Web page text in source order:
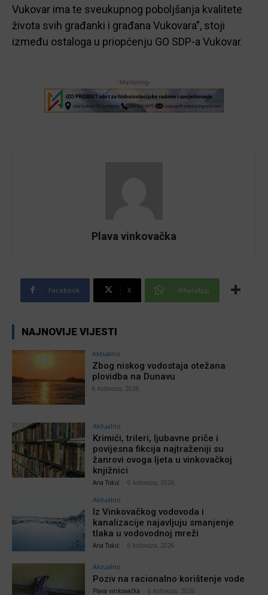
Vukovar ima te sveukupnog poboljšanja kvalitete
života svih građanki i građana Vukovara”, stoji
između ostaloga u priopćenju GO SDP-a Vukovar.
-Marketing-
Plava vinkovačka
Facebook X WhatsApp
NAJNOVIJE VIJESTI
Aktualno
Zbog niskog vodostaja otežana
plovidba na Dunavu
6 kolovoza, 2026
Aktualno
Krimići, trileri, ljubavne priče i
povijesna fikcija najtraženiji su
žanrovi ovoga ljeta u vinkovačkoj
knjižnici
Ana Tokić 6 kolovoza, 2026
Aktualno
Iz Vinkovačkog vodovoda i
kanalizacije najavljuju smanjenje
tlaka u vodovodnoj mreži
Ana Tokić 6 kolovoza, 2026
Aktualno
Poziv na racionalno korištenje vode
Plava vinkovačka 6 kolovoza, 2026